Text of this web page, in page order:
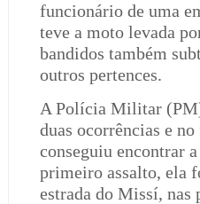
funcionário de uma
teve a moto levada
bandidos também
outros pertences.
A Polícia Militar
duas ocorrências e
conseguiu encontrar
primeiro assalto, ela
estrada do Missí, nas